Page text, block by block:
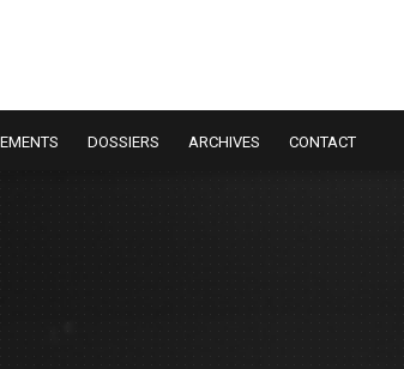
DOSSIERS ARCHIVES CONTACT